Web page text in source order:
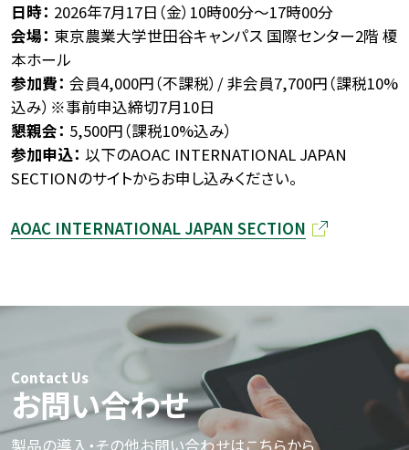
日時： 2026年7月17日（金）10時00分～17時00分
会場： 東京農業大学世田谷キャンパス 国際センター2階 榎
本ホール
参加費： 会員4,000円（不課税）/ 非会員7,700円（課税10%
込み）※事前申込締切7月10日
懇親会： 5,500円（課税10%込み）
参加申込： 以下のAOAC INTERNATIONAL JAPAN
SECTIONのサイトからお申し込みください。
AOAC INTERNATIONAL JAPAN SECTION
Contact Us
お問い合わせ
製品の導入・その他お問い合わせはこちらから